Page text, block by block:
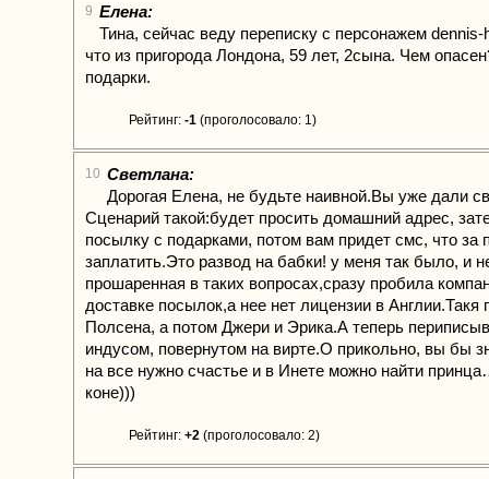
9 Елена:
Тина, сейчас веду переписку с персонажем
что из пригорода Лондона, 59 лет, 2сына. Чем
подарки.
Рейтинг: -1 (проголосовало: 1)
10 Светлана:
Дорогая Елена, не будьте наивной.Вы уже дали
Сценарий такой:будет просить домашний адрес,
посылку с подарками, потом вам придет смс, что за
заплатить.Это развод на бабки! у меня так было, и
прошаренная в таких вопросах,сразу пробила
доставке посылок,а нее нет лицензии в Англии.Такя
Полсена, а потом Джери и Эрика.А теперь
индусом, повернутом на вирте.О прикольно, вы бы
на все нужно счастье и в Инете можно найти
коне)))
Рейтинг: +2 (проголосовало: 2)